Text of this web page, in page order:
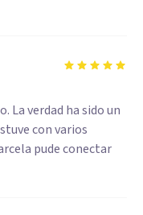
La verdad ha sido un
con varios
pude conectar